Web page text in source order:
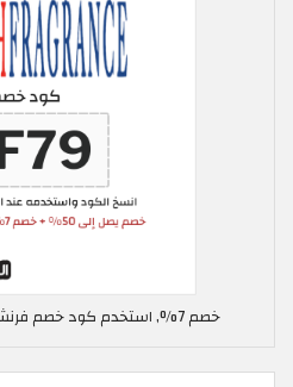
خصم 7%, استخدم كود خصم فرنش فراجرنس في الاردن FF79